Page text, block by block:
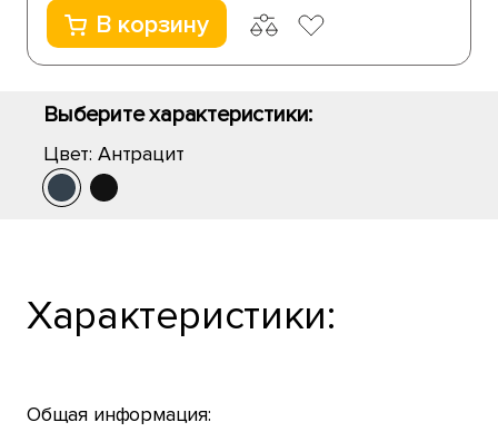
В корзину
Выберите характеристики:
Цвет: Антрацит
Характеристики:
Общая информация: